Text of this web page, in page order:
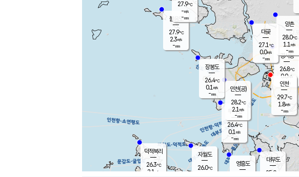
무의도
26.4℃
0.1 m/s
-mm
영흥도
볼음도
27.9℃
2.3m/s
-mm
자월도
26.0℃
장봉도
26.4℃
0.1 m/s
-mm
대부도
25.0
경서동
26.8℃
0.0m/s
-mm
대곶
27.1℃
0.0m/s
-mm
양촌
28.0℃
1.1 m/s
-mm
덕적북리
26.3℃
2.1 m/s
인천(공)
28.2℃
2.1 m/s
-mm
27.9℃
-m/s
-mm
인천
29.7℃
1.8m/s
-mm